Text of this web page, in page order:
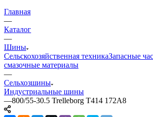
Главная
—
Каталог
—
Шины
Сельскохозяйственная техникаЗапасные
смазочные материалы
—
Сельхозшины
Индустриальные шины
—800/55-30.5 Trelleborg T414 172A8